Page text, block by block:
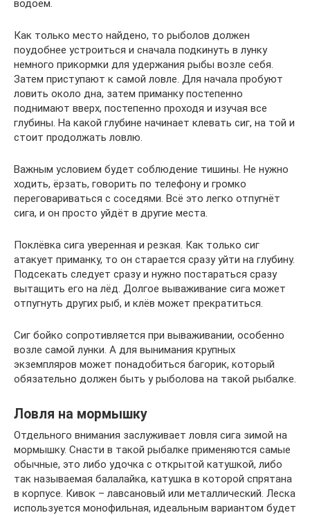
водоём.
Как только место найдено, то рыболов должен
поудобнее устроиться и сначала подкинуть в лунку
немного прикормки для удержания рыбы возле себя.
Затем приступают к самой ловле. Для начала пробуют
ловить около дна, затем приманку постепенно
поднимают вверх, постепенно проходя и изучая все
глубины. На какой глубине начинает клевать сиг, на той и
стоит продолжать ловлю.
Важным условием будет соблюдение тишины. Не нужно
ходить, ёрзать, говорить по телефону и громко
переговариваться с соседями. Всё это легко отпугнёт
сига, и он просто уйдёт в другие места.
Поклёвка сига уверенная и резкая. Как только сиг
атакует приманку, то он старается сразу уйти на глубину.
Подсекать следует сразу и нужно постараться сразу
вытащить его на лёд. Долгое вываживание сига может
отпугнуть других рыб, и клёв может прекратиться.
Сиг бойко сопротивляется при вываживании, особенно
возле самой лунки. А для вынимания крупных
экземпляров может понадобиться багорик, который
обязательно должен быть у рыболова на такой рыбалке.
Ловля на мормышку
Отдельного внимания заслуживает ловля сига зимой на
мормышку. Снасти в такой рыбалке применяются самые
обычные, это либо удочка с открытой катушкой, либо
так называемая балалайка, катушка в которой спрятана
в корпусе. Кивок – лавсановый или металлический. Леска
используется монофильная, идеальным вариантом будет